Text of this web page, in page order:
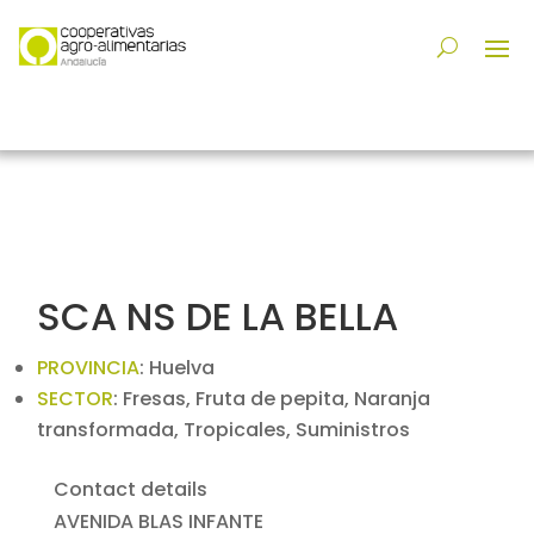
SCA NS DE LA BELLA
PROVINCIA: Huelva
SECTOR: Fresas, Fruta de pepita, Naranja
transformada, Tropicales, Suministros
Contact details
AVENIDA BLAS INFANTE